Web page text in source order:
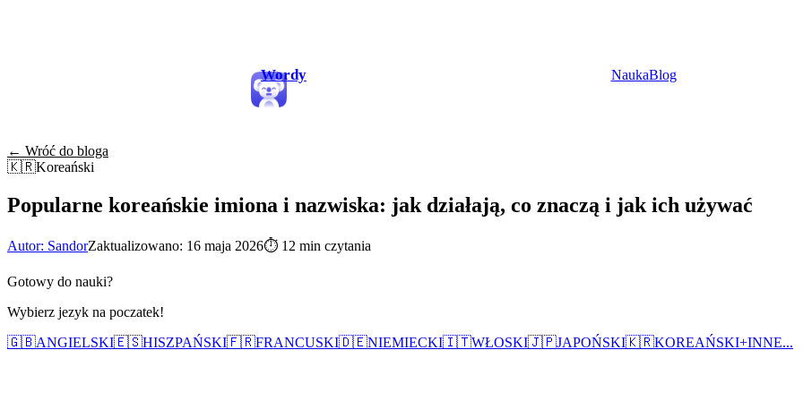
Wordy NaukaBlog
← Wróć do bloga
🇰🇷Koreański
Popularne koreańskie imiona i nazwiska: jak działają, co znaczą i jak ich używać
Autor: SandorZaktualizowano: 16 maja 2026⏱ 12 min czytania
Gotowy do nauki?
Wybierz jezyk na poczatek!
🇬🇧ANGIELSKI🇪🇸HISZPAŃSKI🇫🇷FRANCUSKI🇩🇪NIEMIECKI🇮🇹WŁOSKI🇯🇵JAPOŃSKI🇰🇷KOREAŃSKI+INNE...